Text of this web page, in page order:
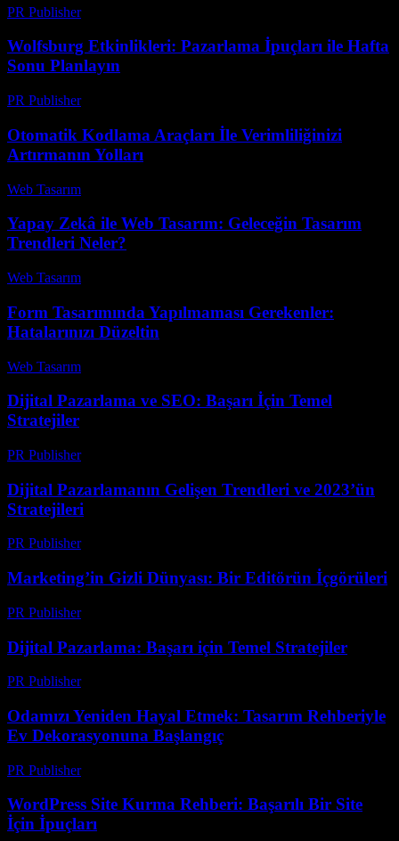
PR Publisher-
Wolfsburg Etkinlikleri: Pazarlama İpuçları ile Hafta
Sonu Planlayın
PR Publisher-
Otomatik Kodlama Araçları İle Verimliliğinizi
Artırmanın Yolları
Web Tasarım
Yapay Zekâ ile Web Tasarım: Geleceğin Tasarım
Trendleri Neler?
Web Tasarım
Form Tasarımında Yapılmaması Gerekenler:
Hatalarınızı Düzeltin
Web Tasarım
Dijital Pazarlama ve SEO: Başarı İçin Temel
Stratejiler
PR Publisher-
Dijital Pazarlamanın Gelişen Trendleri ve 2023’ün
Stratejileri
PR Publisher-
Marketing’in Gizli Dünyası: Bir Editörün İçgörüleri
PR Publisher-
Dijital Pazarlama: Başarı için Temel Stratejiler
PR Publisher-
Odamızı Yeniden Hayal Etmek: Tasarım Rehberiyle
Ev Dekorasyonuna Başlangıç
PR Publisher-
WordPress Site Kurma Rehberi: Başarılı Bir Site
İçin İpuçları